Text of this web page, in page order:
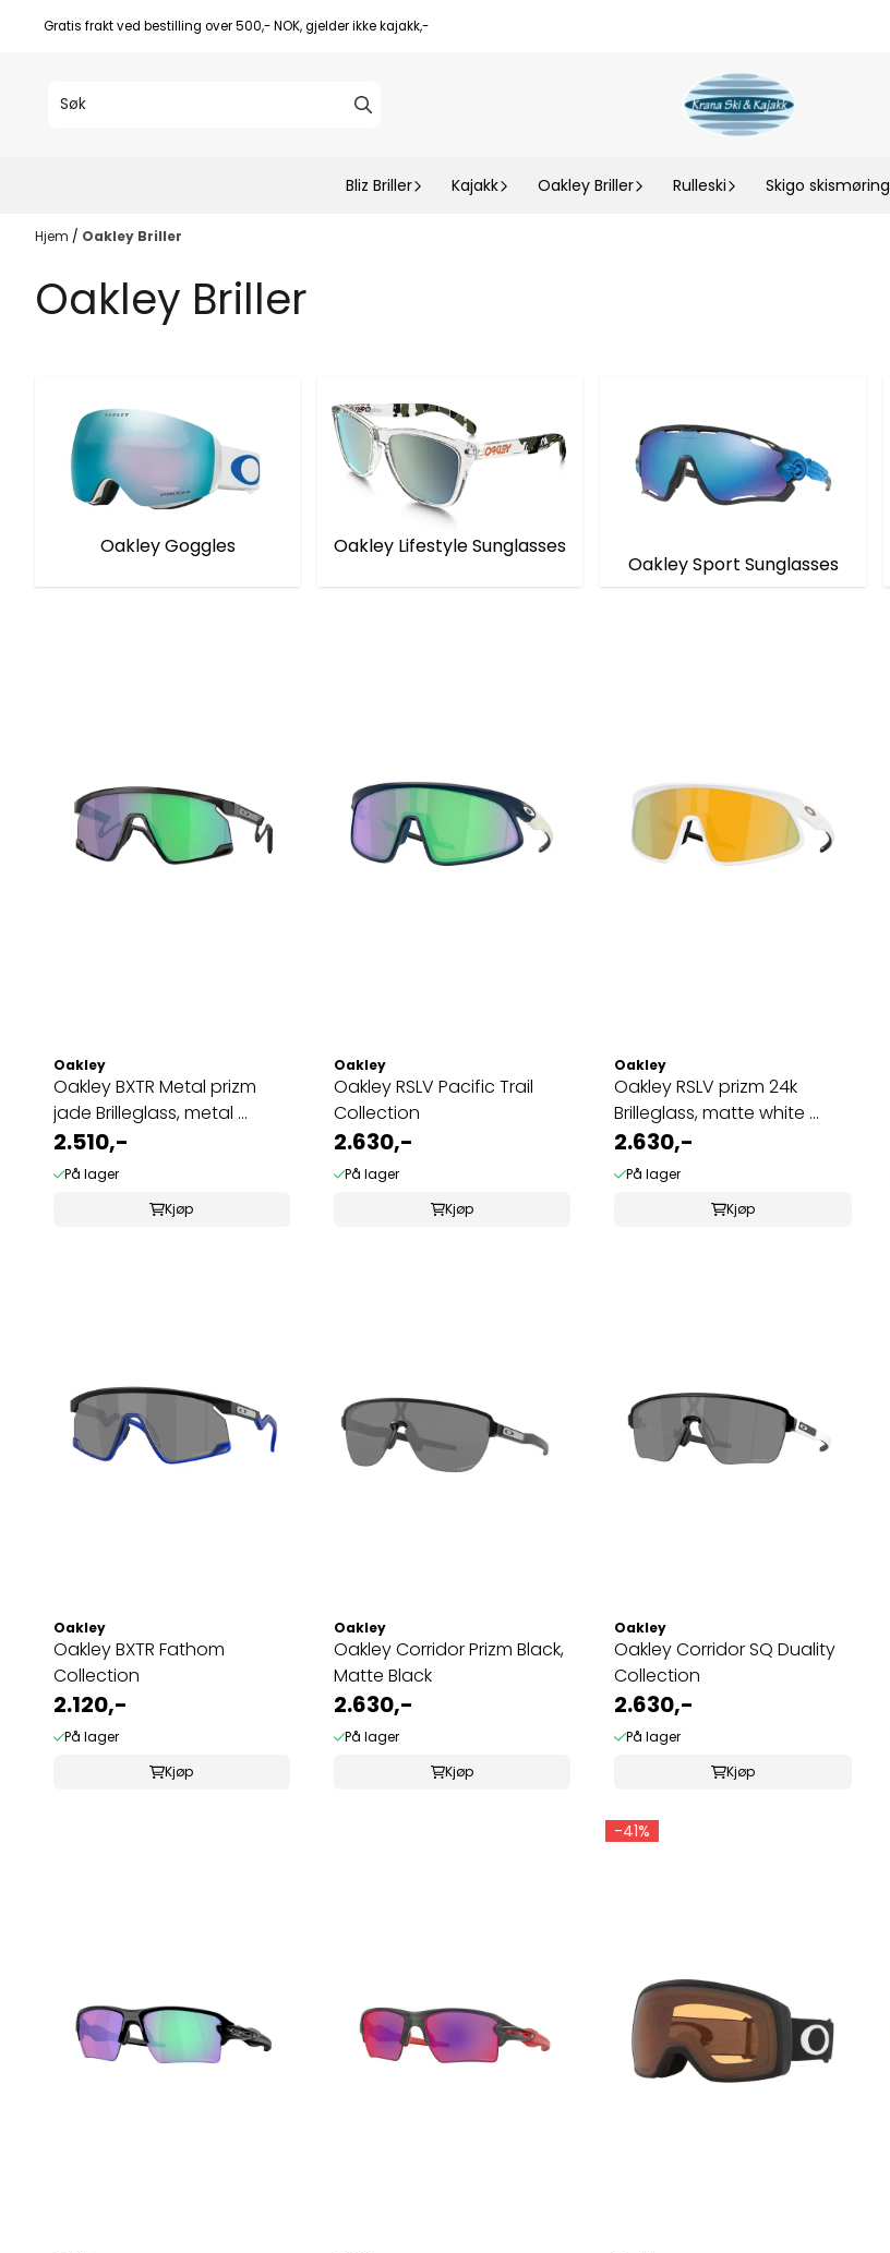
Hopp til innhold
Gratis frakt ved bestilling over 500,- NOK, gjelder ikke kajakk,-
Bliz Briller Kajakk Oakley Briller Rulleski Skigo skismøring
Hjem / Oakley Briller
Oakley Briller
Oakley Goggles Oakley Lifestyle Sunglasses
Oakley Sport Sunglasses
Oakley
Oakley BXTR Metal prizm
jade Brilleglass, metal ...
2.510,-
På lager
Kjøp
Oakley
Oakley RSLV Pacific Trail
Collection
2.630,-
På lager
Kjøp
Oakley
Oakley RSLV prizm 24k
Brilleglass, matte white ...
2.630,-
På lager
Kjøp
Oakley
Oakley BXTR Fathom
Collection
2.120,-
På lager
Kjøp
Oakley
Oakley Corridor Prizm Black,
Matte Black
2.630,-
På lager
Kjøp
Oakley
Oakley Corridor SQ Duality
Collection
2.630,-
På lager
Kjøp
-41%